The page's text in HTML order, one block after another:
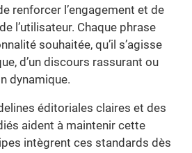
renforcer l’engagement et de
l’utilisateur. Chaque phrase
souhaitée, qu’il s’agisse
d’un discours rassurant ou
dynamique.
éditoriales claires et des
aident à maintenir cette
intègrent ces standards dès